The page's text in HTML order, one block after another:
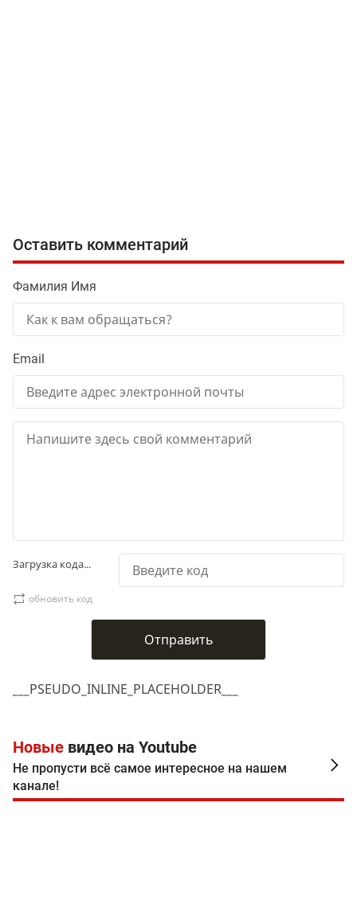
___PSEUDO_INLINE_PLACEHOLDER___
Оставить комментарий
Фамилия Имя
Email
Загрузка кода...
обновить код
Новые видео на Youtube
Не пропусти всё самое интересное на нашем
канале!